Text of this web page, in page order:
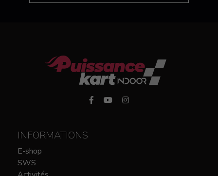
INFORMATIONS
E-shop
SWS